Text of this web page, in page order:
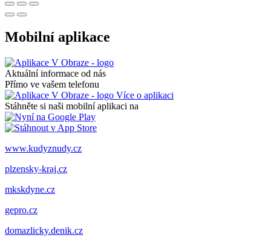
Mobilní aplikace
Aktuální informace od nás
Přímo ve vašem telefonu
Více o aplikaci
Stáhněte si naši mobilní aplikaci na
www.kudyznudy.cz
plzensky-kraj.cz
mkskdyne.cz
gepro.cz
domazlicky.denik.cz